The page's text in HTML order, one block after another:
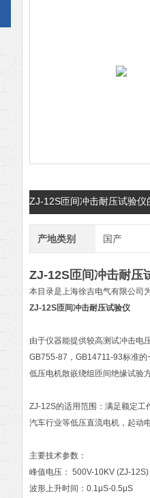
ZJ-12S匝间冲击耐压试验仪
产地类别 国产
ZJ-12S匝间冲击耐压
本目录是上海徐吉电气有限公司
ZJ-12S匝间冲击耐压试验仪
由于仪器能提供较高测试冲击电
GB755-87，GB14711-93标准
低压电机散嵌绕组匝间绝缘试验
ZJ-12S的适用范围：满足额定
汽车行业等低压直流电机，起动
主要技术参数：
峰值电压： 500V-10KV (ZJ-
波形上升时间：0.1μS-0.5μS